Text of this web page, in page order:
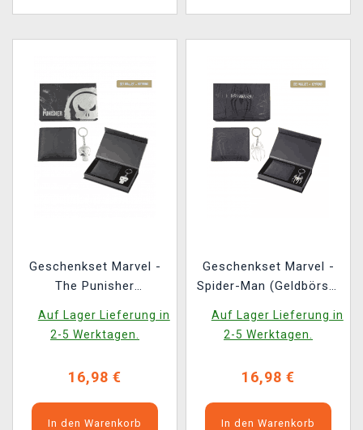
Geschenkset Marvel -
The Punisher
Schlüsselanhänger)
Auf Lager Lieferung in
2-5 Werktagen.
16,98 €
In den Warenkorb
Geschenkset Marvel -
Spider-Man (Geldbörse,
Auf Lager Lieferung in
2-5 Werktagen.
16,98 €
In den Warenkorb